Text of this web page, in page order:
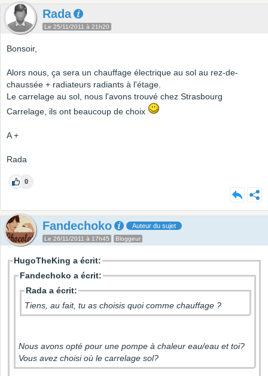
Rada
Le 25/11/2011 à 21h20
Bonsoir,
Alors nous, ça sera un chauffage électrique au sol au rez-de-
chaussée + radiateurs radiants à l'étage.
Le carrelage au sol, nous l'avons trouvé chez Strasbourg
Carrelage, ils ont beaucoup de choix
A +
Rada
0
Fandechoko Auteur du sujet
Le 26/11/2011 à 17h45 Bloggeur
HugoTheKing a écrit:
Fandechoko a écrit:
Rada a écrit:
Tiens, au fait, tu as choisis quoi comme chauffage ?
Nous avons opté pour une pompe à chaleur eau/eau et toi?
Vous avez choisi où le carrelage sol?